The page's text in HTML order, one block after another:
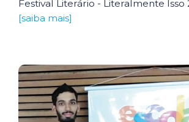
Festival Literário - Literalmente Isso
[saiba mais]